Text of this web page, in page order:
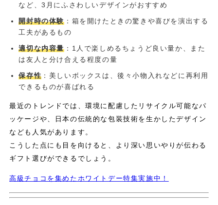
など、3月にふさわしいデザインがおすすめ
開封時の体験：箱を開けたときの驚きや喜びを演出する
工夫があるもの
適切な内容量：1人で楽しめるちょうど良い量か、また
は友人と分け合える程度の量
保存性 ：美しいボックスは、後々小物入れなどに再利用
できるものが喜ばれる
最近のトレンドでは、環境に配慮したリサイクル可能なパ
ッケージや、日本の伝統的な包装技術を生かしたデザイン
なども人気があります。
こうした点にも目を向けると、より深い思いやりが伝わる
ギフト選びができるでしょう。
高級チョコを集めたホワイトデー特集実施中！